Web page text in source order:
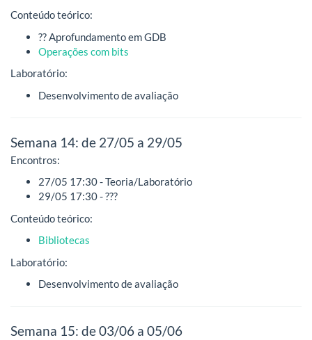
Conteúdo teórico:
?? Aprofundamento em GDB
Operações com bits
Laboratório:
Desenvolvimento de avaliação
Semana 14: de 27/05 a 29/05
Encontros:
27/05 17:30 - Teoria/Laboratório
29/05 17:30 - ???
Conteúdo teórico:
Bibliotecas
Laboratório:
Desenvolvimento de avaliação
Semana 15: de 03/06 a 05/06